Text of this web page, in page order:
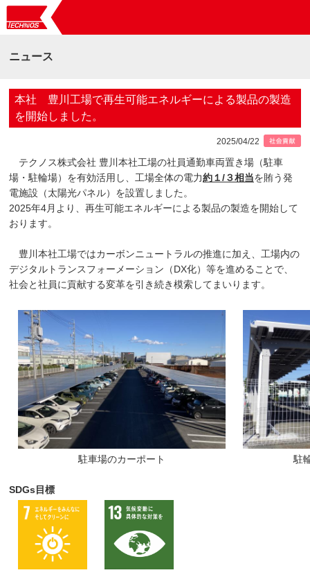
ニュース
本社 豊川工場で再生可能エネルギーによる製品の製造
を開始しました。
2025/04/22
テクノス株式会社 豊川本社工場の社員通勤車両置き場（駐車
場・駐輪場）を有効活用し、工場全体の電力約１/３相当を賄う発
電施設（太陽光パネル）を設置しました。
2025年4月より、再生可能エネルギーによる製品の製造を開始して
おります。
豊川本社工場ではカーボンニュートラルの推進に加え、工場内の
デジタルトランスフォーメーション（DX化）等を進めることで、
社会と社員に貢献する変革を引き続き模索してまいります。
駐車場のカーポート 駐
SDGs目標